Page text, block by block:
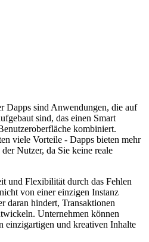
Dapps sind Anwendungen, die auf
sind, das einen Smart
kombiniert.
viele Vorteile - Dapps bieten mehr
Nutzer, da Sie keine reale
und Flexibilität durch das Fehlen
von einer einzigen Instanz
daran hindert, Transaktionen
Unternehmen können
einzigartigen und kreativen Inhalte